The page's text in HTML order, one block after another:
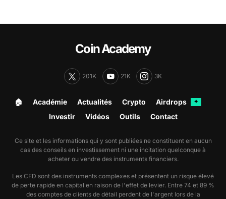
Coin Academy
201K 21K 3K
🏠︎ Académie Actualités Crypto Airdrops ✦
Investir Vidéos Outils Contact
Ce site et les informations qui y sont publiées ne constituent en aucun
cas des conseils en investissement ni une incitation quelconque à
acheter ou vendre des instruments financiers.
Les CFD sont des instruments complexes et présentent un risque élevé
de perte rapide en capital en raison de l'effet de levier. Entre 74 et 89 %
des comptes de clients de détail perdent de l'argent lors de la